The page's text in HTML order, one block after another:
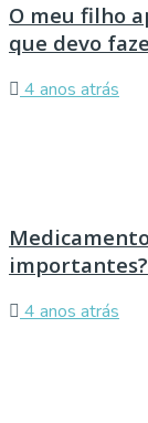
O meu filho
que devo
4 anos atrás
importantes?
4 anos atrás